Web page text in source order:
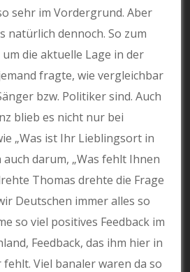
sehr im Vordergrund. Aber
natürlich dennoch. So zum
die aktuelle Lage in der
fragte, wie vergleichbar
bzw. Politiker sind. Auch
blieb es nicht nur bei
„Was ist Ihr Lieblingsort in
auch darum, „Was fehlt Ihnen
Thomas drehte die Frage
Deutschen immer alles so
so viel positives Feedback im
Feedback, das ihm hier in
Viel banaler waren da so